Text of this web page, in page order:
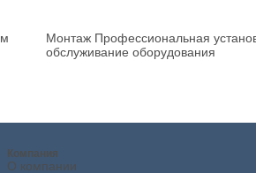
Монтаж Профессиональная
обслуживание оборудования
Компания
О компании